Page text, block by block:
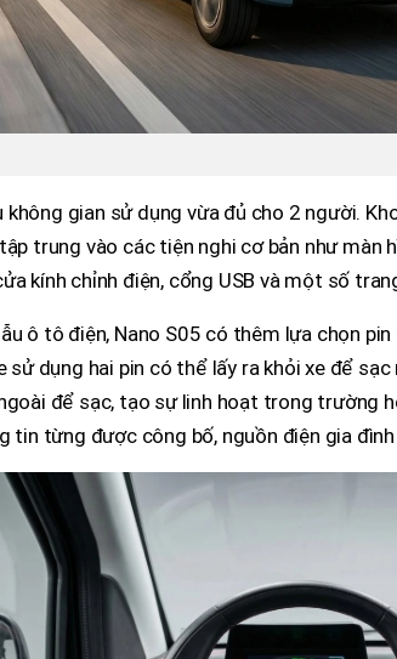
không gian sử dụng vừa đủ cho 2 người.
trung vào các tiện nghi cơ bản như màn
kính chỉnh điện, cổng USB và một số
ô tô điện, Nano S05 có thêm lựa chọn
sử dụng hai pin có thể lấy ra khỏi xe để
để sạc, tạo sự linh hoạt trong trường
tin từng được công bố, nguồn điện gia